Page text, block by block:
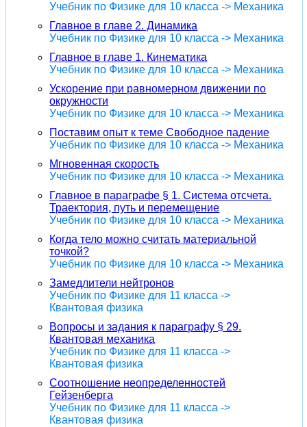
Учебник по Физике для 10 класса -> Механика
Главное в главе 2. Динамика
Учебник по Физике для 10 класса -> Механика
Главное в главе 1. Кинематика
Учебник по Физике для 10 класса -> Механика
Ускорение при равномерном движении по
окружности
Учебник по Физике для 10 класса -> Механика
Поставим опыт к теме Свободное падение
Учебник по Физике для 10 класса -> Механика
Мгновенная скорость
Учебник по Физике для 10 класса -> Механика
Главное в параграфе § 1. Система отсчета.
Траектория, путь и перемещение
Учебник по Физике для 10 класса -> Механика
Когда тело можно считать материальной
точкой?
Учебник по Физике для 10 класса -> Механика
Замедлители нейтронов
Учебник по Физике для 11 класса ->
Квантовая физика
Вопросы и задания к параграфу § 29.
Квантовая механика
Учебник по Физике для 11 класса ->
Квантовая физика
Соотношение неопределенностей
Гейзенберга
Учебник по Физике для 11 класса ->
Квантовая физика